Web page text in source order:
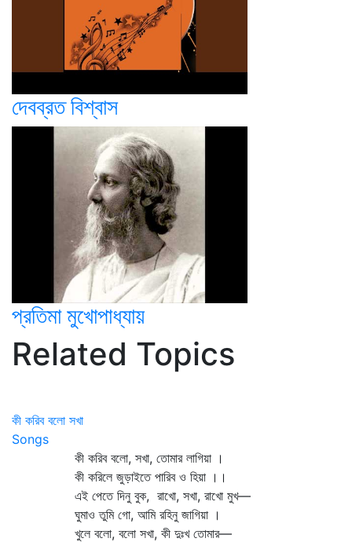
দেবব্রত বিশ্বাস
প্রতিমা মুখোপাধ্যায়
Related Topics
কী করিব বলো সখা
Songs
কী করিব বলো, সখা, তোমার লাগিয়া ।
কী করিলে জুড়াইতে পারিব ও হিয়া ।।
এই পেতে দিনু বুক, রাখো, সখা, রাখো মুখ—
ঘুমাও তুমি গো, আমি রহিনু জাগিয়া ।
খুলে বলো, বলো সখা, কী দুঃখ তোমার—